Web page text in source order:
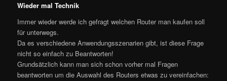
Wieder mal Technik
Immer wieder werde ich gefragt welchen Router man kaufen soll
für unterwegs.
Da es verschiedene Anwendungsszenarien gibt, ist diese Frage
nicht so einfach zu Beantworten!
Grundsätzlich kann man sich schon vorher mal Fragen
beantworten um die Auswahl des Routers etwas zu vereinfachen: